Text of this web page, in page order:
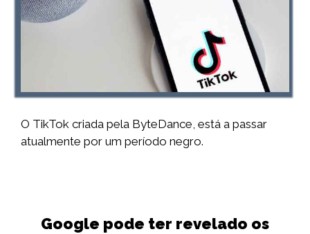
O TikTok criada pela ByteDance, está a passar
atualmente por um período negro.
Google pode ter revelado os